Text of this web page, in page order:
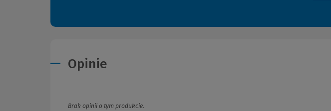
Opinie
Brak opinii o tym produkcie.